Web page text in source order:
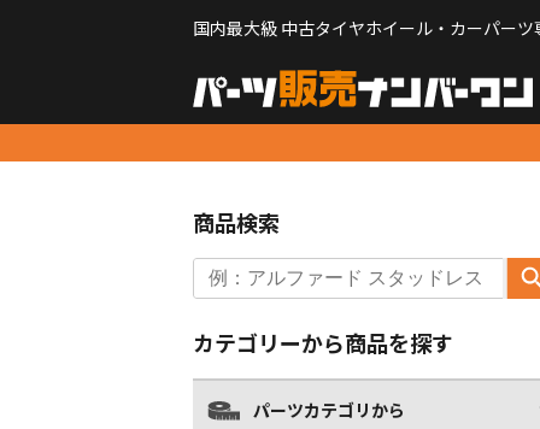
国内最大級 中古タイヤホイール・カーパーツ
商品検索
カテゴリーから商品を探す
パーツカテゴリから